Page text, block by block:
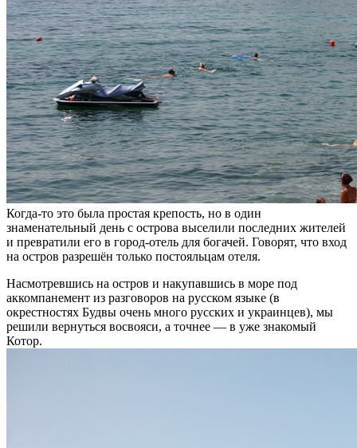
Когда-то это была простая крепость, но в один
знаменательный день с острова выселили последних жителей
и превратили его в город-отель для богачей. Говорят, что вход
на остров разрешён только постояльцам отеля.
Насмотревшись на остров и накупавшись в море под
аккомпанемент из разговоров на русском языке (в
окрестностях Будвы очень много русских и украинцев), мы
решили вернуться восвояси, а точнее — в уже знакомый
Котор.